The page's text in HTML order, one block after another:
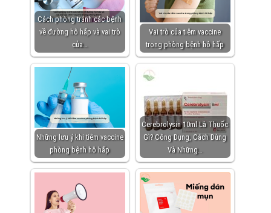
Cách phòng tránh các bệnh
về đường hô hấp và vai trò
của…
Vai trò của tiêm vaccine
trong phòng bệnh hô hấp
Những lưu ý khi tiêm vaccine
phòng bệnh hô hấp
Cerebrolysin 10ml Là Thuốc
Gì? Công Dụng, Cách Dùng
Và Những…